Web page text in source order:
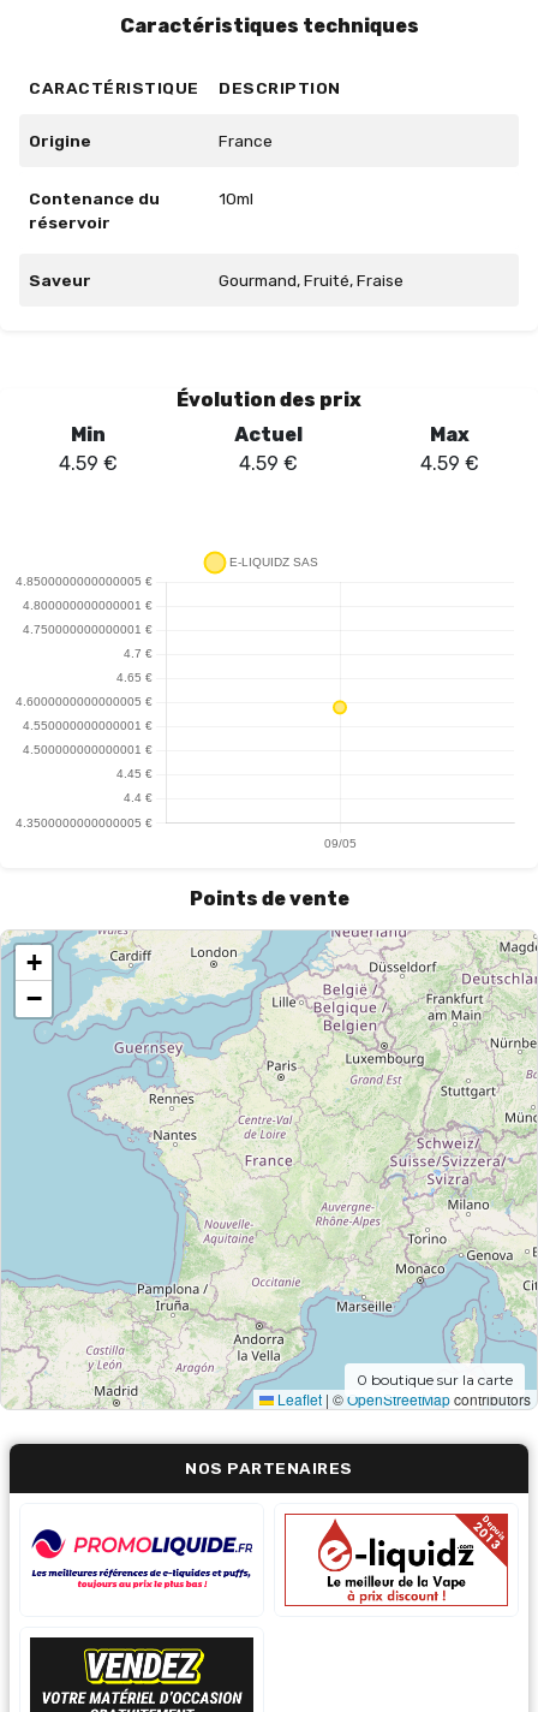
gourmandise !
Caractéristiques techniques
CARACTÉRISTIQUE DESCRIPTION
Origine France
Contenance du
réservoir
10ml
Saveur Gourmand, Fruité, Fraise
Évolution des prix
Min
4.59 €
Actuel
4.59 €
Max
4.59 €
Points de vente
+
−
Leaflet | ©OpenStreetMapcontributors
0 boutique sur la carte
NOS PARTENAIRES